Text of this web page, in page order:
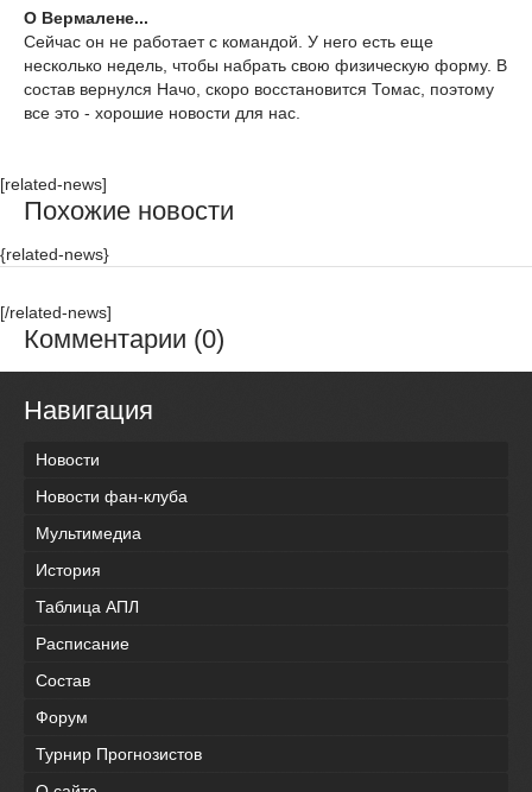
О Вермалене...
Сейчас он не работает с командой. У него есть еще
несколько недель, чтобы набрать свою физическую форму. В
состав вернулся Начо, скоро восстановится Томас, поэтому
все это - хорошие новости для нас.
[related-news]
Похожие новости
{related-news}
[/related-news]
Комментарии (0)
Навигация
Новости
Новости фан-клуба
Мультимедиа
История
Таблица АПЛ
Расписание
Состав
Форум
Турнир Прогнозистов